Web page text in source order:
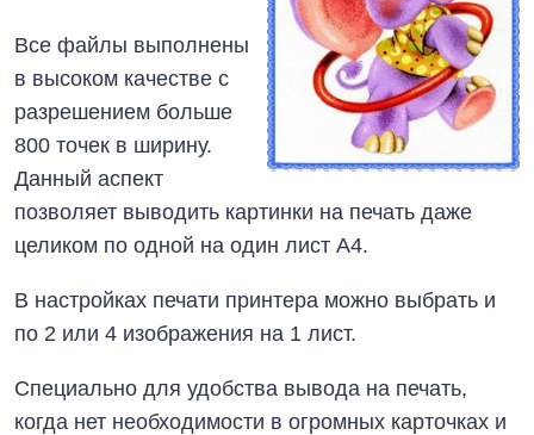
Все файлы выполнены
в высоком качестве с
разрешением больше
800 точек в ширину.
Данный аспект
позволяет выводить картинки на печать даже
целиком по одной на один лист А4.
В настройках печати принтера можно выбрать и
по 2 или 4 изображения на 1 лист.
Специально для удобства вывода на печать,
когда нет необходимости в огромных карточках и